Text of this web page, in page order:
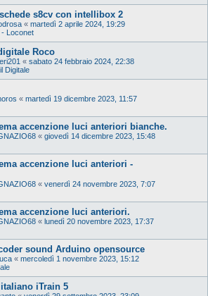
s8cv con intellibox 2
« martedì 2 aprile 2024, 19:29
- Loconet
Roco
« sabato 24 febbraio 2024, 22:38
Digitale
« martedì 19 dicembre 2023, 11:57
accenzione luci anteriori bianche.
« giovedì 14 dicembre 2023, 15:48
accenzione luci anteriori -
« venerdì 24 novembre 2023, 7:07
accenzione luci anteriori.
« lunedì 20 novembre 2023, 17:37
sound Arduino opensource
« mercoledì 1 novembre 2023, 15:12
iTrain 5